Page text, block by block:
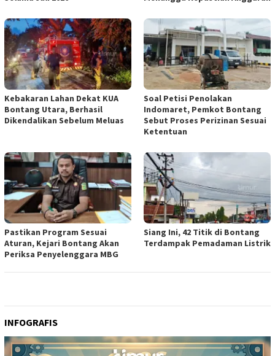
Kebakaran Lahan Dekat KUA
Bontang Utara, Berhasil
Dikendalikan Sebelum Meluas
Soal Petisi Penolakan
Indomaret, Pemkot Bontang
Sebut Proses Perizinan Sesuai
Ketentuan
Pastikan Program Sesuai
Aturan, Kejari Bontang Akan
Periksa Penyelenggara MBG
Siang Ini, 42 Titik di Bontang
Terdampak Pemadaman Listrik
INFOGRAFIS